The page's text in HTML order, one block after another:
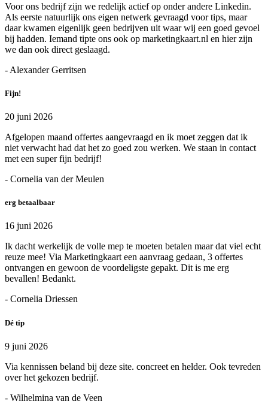
Voor ons bedrijf zijn we redelijk actief op onder andere Linkedin.
Als eerste natuurlijk ons eigen netwerk gevraagd voor tips, maar
daar kwamen eigenlijk geen bedrijven uit waar wij een goed gevoel
bij hadden. Iemand tipte ons ook op marketingkaart.nl en hier zijn
we dan ook direct geslaagd.
- Alexander Gerritsen
Fijn!
20 juni 2026
Afgelopen maand offertes aangevraagd en ik moet zeggen dat ik
niet verwacht had dat het zo goed zou werken. We staan in contact
met een super fijn bedrijf!
- Cornelia van der Meulen
erg betaalbaar
16 juni 2026
Ik dacht werkelijk de volle mep te moeten betalen maar dat viel echt
reuze mee! Via Marketingkaart een aanvraag gedaan, 3 offertes
ontvangen en gewoon de voordeligste gepakt. Dit is me erg
bevallen! Bedankt.
- Cornelia Driessen
Dé tip
9 juni 2026
Via kennissen beland bij deze site. concreet en helder. Ook tevreden
over het gekozen bedrijf.
- Wilhelmina van de Veen